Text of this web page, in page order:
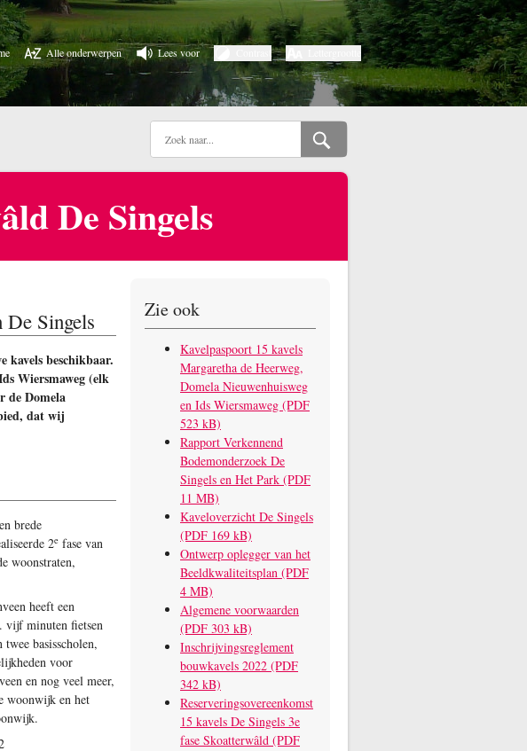
Alle onderwerpen Lees voor
De Singels
De Singels
kavels beschikbaar.
Wiersmaweg (elk
de Domela
dat wij
brede
2e fase van
woonstraten,
heeft een
vijf minuten fietsen
basisscholen,
voor
en nog veel meer,
woonwijk en het
Zie ook
Kavelpaspoort 15 kavels
Margaretha de Heerweg,
Domela Nieuwenhuisweg
en Ids Wiersmaweg (PDF
523 kB)
Rapport Verkennend
Bodemonderzoek De
Singels en Het Park (PDF
11 MB)
Kaveloverzicht De Singels
(PDF 169 kB)
Ontwerp oplegger van het
Beeldkwaliteitsplan (PDF
4 MB)
Algemene voorwaarden
(PDF 303 kB)
Inschrijvingsreglement
bouwkavels 2022 (PDF
342 kB)
Reserveringsovereenkomst
15 kavels De Singels 3e
fase Skoatterwâld (PDF